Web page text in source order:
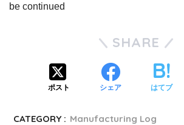
be continued
SHARE
ポスト シェア はてブ
CATEGORY : Manufacturing Log